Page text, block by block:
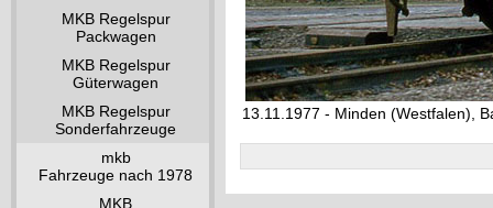
MKB Regelspur
Packwagen
MKB Regelspur
Güterwagen
MKB Regelspur
Sonderfahrzeuge
mkb
Fahrzeuge nach 1978
MKB
13.11.1977 - Minden (Westfalen),